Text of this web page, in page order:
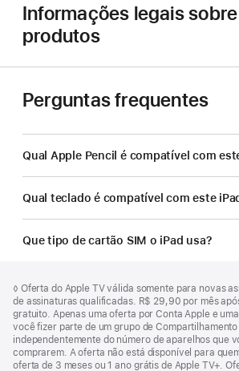
Informações legais sobre
produtos
Perguntas frequentes
Qual Apple Pencil é compatível com
Qual teclado é compatível com este
Que tipo de cartão SIM o iPad usa?
de
rodapé
Nota
de
rodapé
◊ Oferta do Apple TV válida somente para novas
de assinaturas qualificadas. R$ 29,90 por mês
gratuito. Apenas uma oferta por Conta Apple e
você fizer parte de um grupo de Compartilhamento
independentemente do número de aparelhos que
comprarem. A oferta não está disponível para
oferta de 3 meses ou 1 ano grátis de Apple TV+.